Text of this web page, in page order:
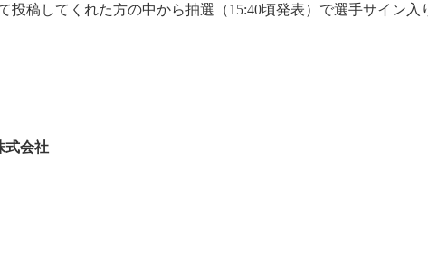
投稿してくれた方の中から抽選（15:40頃発表）で選手サイン入
式会社